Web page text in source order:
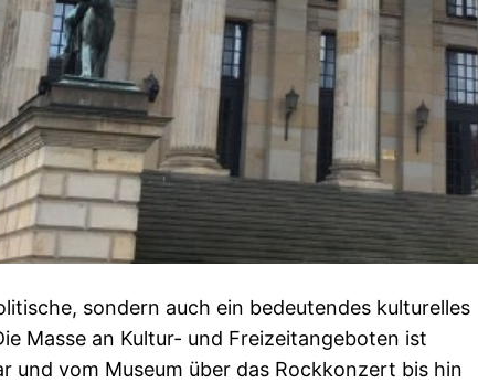
sondern auch ein bedeutendes kulturelles
Masse an Kultur- und Freizeitangeboten ist
und vom Museum über das Rockkonzert bis hin